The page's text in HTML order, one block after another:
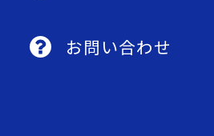
お問い合わせ